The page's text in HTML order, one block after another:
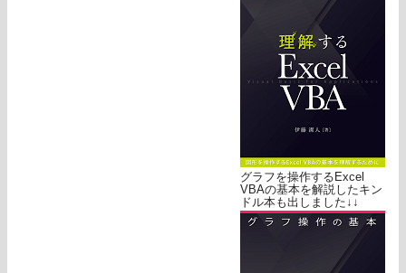
グラフを操作するExcel
VBAの基本を解説したキン
ドル本も出しました↓↓